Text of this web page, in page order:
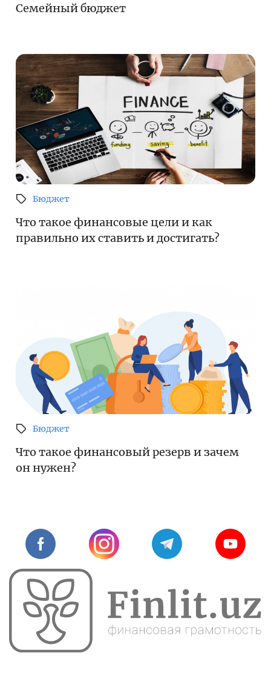
Семейный бюджет
Бюджет
Что такое финансовые цели и как
правильно их ставить и достигать?
Бюджет
Что такое финансовый резерв и зачем
он нужен?